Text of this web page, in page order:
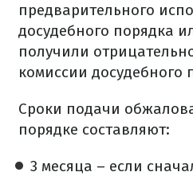
предварительного
досудебного порядка
получили
комиссии досудебного
Сроки подачи
порядке составляют:
3 месяца – если